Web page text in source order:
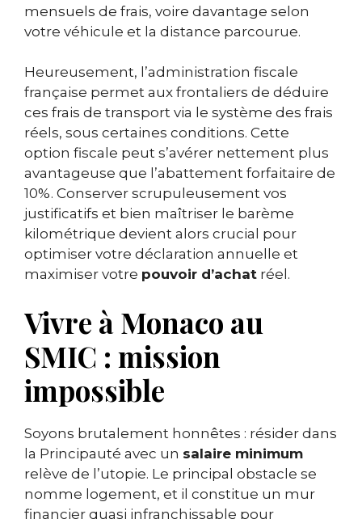
mensuels de frais, voire davantage selon
votre véhicule et la distance parcourue.
Heureusement, l’administration fiscale
française permet aux frontaliers de déduire
ces frais de transport via le système des frais
réels, sous certaines conditions. Cette
option fiscale peut s’avérer nettement plus
avantageuse que l’abattement forfaitaire de
10%. Conserver scrupuleusement vos
justificatifs et bien maîtriser le barème
kilométrique devient alors crucial pour
optimiser votre déclaration annuelle et
maximiser votre pouvoir d’achat réel.
Vivre à Monaco au
SMIC : mission
impossible
Soyons brutalement honnêtes : résider dans
la Principauté avec un salaire minimum
relève de l’utopie. Le principal obstacle se
nomme logement, et il constitue un mur
financier quasi infranchissable pour